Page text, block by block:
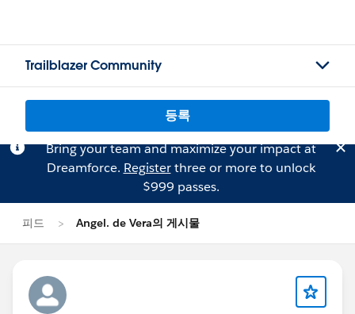
Trailblazer Community
등록
Bring your team and maximize your impact at
Dreamforce. Registerthree or more to unlock
$999 passes.
피드 Angel. de Vera의 게시물